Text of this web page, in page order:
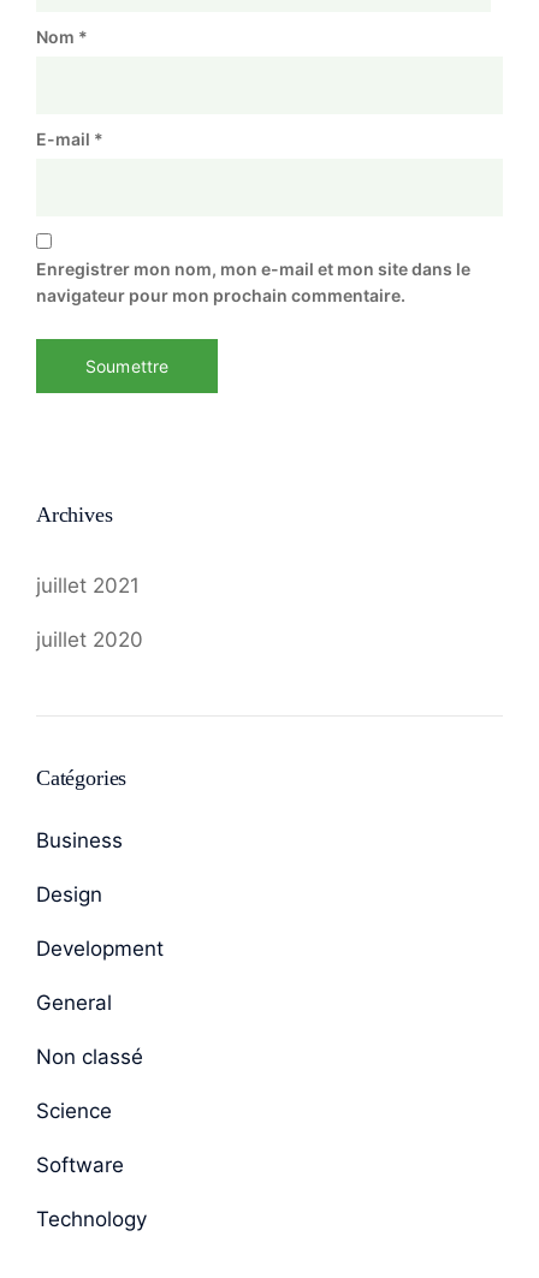
Nom *
E-mail *
Enregistrer mon nom, mon e-mail et mon site dans le
navigateur pour mon prochain commentaire.
Archives
juillet 2021
juillet 2020
Catégories
Business
Design
Development
General
Non classé
Science
Software
Technology